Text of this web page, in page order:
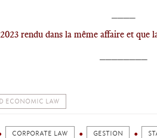
rendu dans la même affaire et que
ECONOMIC LAW
CORPORATE LAW GESTION